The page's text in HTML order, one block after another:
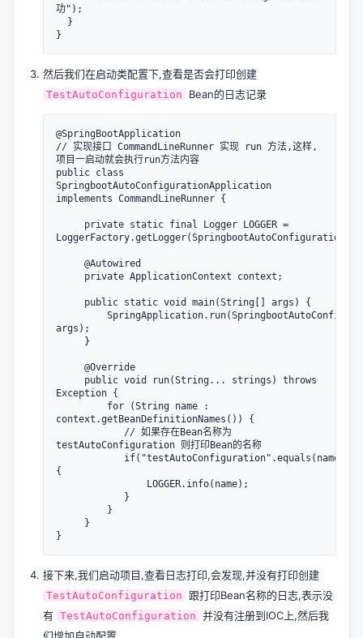
功");
然后我们在启动类配置下,查看是否会打印创建
TestAutoConfiguration Bean的日志记录
@SpringBootApplication
// 实现接口 CommandLineRunner 实现 run 方法,这样,
项目一启动就会执行run方法内容
public class
SpringbootAutoConfigurationApplication
implements CommandLineRunner {
args);
Exception {
context.getBeanDefinitionNames()) {
testAutoConfiguration 则打印Bean的名称
{
接下来,我们启动项目,查看日志打印,会发现,并没有打印创建
TestAutoConfiguration
跟打印Bean名称的日志,表示没
有 TestAutoConfiguration 并没有注册到IOC上,然后我